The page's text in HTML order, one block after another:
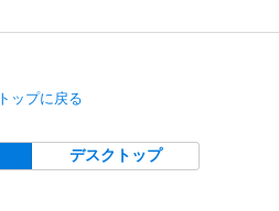
トップに戻る
デスクトップ